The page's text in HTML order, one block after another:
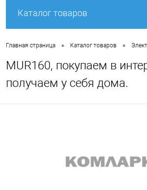
Каталог товаров
Главная страница • Каталог товаров •
MUR160, покупаем в
получаем у себя дома.